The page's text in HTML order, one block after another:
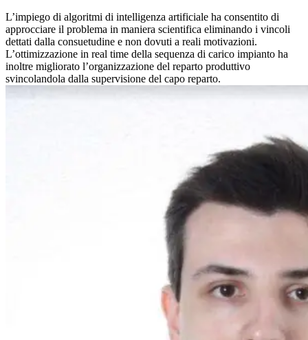
L’impiego di algoritmi di intelligenza artificiale ha consentito di
approcciare il problema in maniera scientifica eliminando i vincoli
dettati dalla consuetudine e non dovuti a reali motivazioni.
L’ottimizzazione in real time della sequenza di carico impianto ha
inoltre migliorato l’organizzazione del reparto produttivo
svincolandola dalla supervisione del capo reparto.